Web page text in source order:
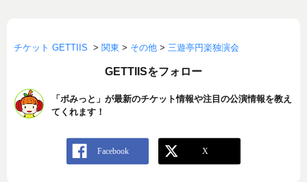
チケット GETTIIS > 関東 > その他 > 三遊亭円楽独演会
GETTIISをフォロー
「ポみっと」が最新のチケット情報や注目の公演情報を教え
てくれます！